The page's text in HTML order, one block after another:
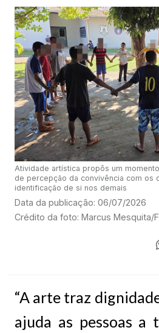
Atividade artística propôs um
de percepção da convivência com os
identificação de si nos demais
Data da publicação: 06/07/2026
Crédito da foto: Marcus Mesquita/
“A arte traz
ajuda as pessoas a